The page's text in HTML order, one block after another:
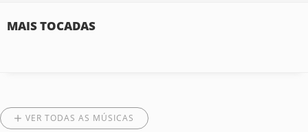
MAIS TOCADAS
VER TODAS AS MÚSICAS